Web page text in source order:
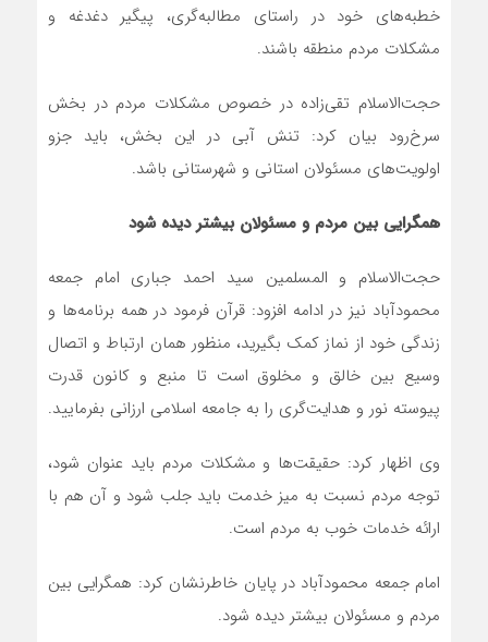
خطبه‌های خود در راستای مطالبه‌گری، پیگیر دغدغه و
مشکلات مردم منطقه باشند.
حجت‌الاسلام تقی‌زاده در خصوص مشکلات مردم در بخش
سرخ‌رود بیان کرد: تنش آبی در این بخش، باید جزو
اولویت‌های مسئولان استانی و شهرستانی باشد.
همگرایی بین مردم و مسئولان بیشتر دیده شود
حجت‌الاسلام و المسلمین سید احمد جباری امام جمعه
محمودآباد نیز در ادامه افزود: قرآن فرمود در همه برنامه‌ها و
زندگی خود از نماز کمک بگیرید، منظور همان ارتباط و اتصال
وسیع بین خالق و مخلوق است تا منبع و کانون قدرت
پیوسته نور و هدایت‌گری را به جامعه اسلامی ارزانی بفرمایید.
وی اظهار کرد: حقیقت‌ها و مشکلات مردم باید عنوان شود،
توجه مردم نسبت به میز خدمت باید جلب شود و آن هم با
ارائه خدمات خوب به مردم است.
امام جمعه محمودآباد در پایان خاطرنشان کرد: همگرایی بین
مردم و مسئولان بیشتر دیده شود.